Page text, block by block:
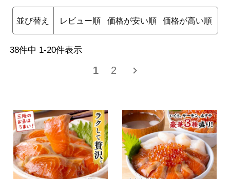
並び替え レビュー順 価格が安い順 価格が高い順
38件中 1-20件表示
1 2